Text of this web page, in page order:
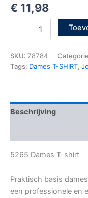
€ 11,98
SKU: 78784
Tags: Dames T-SHIRT,
Beschrijving
5265 Dames T-shirt
Praktisch basis
een professionele en